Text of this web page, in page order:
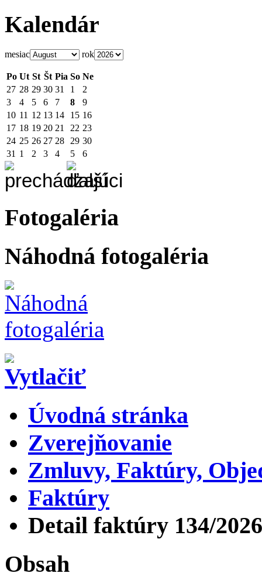
Kalendár
mesiac rok
Po Ut St Št Pia So Ne
27 28 29 30 31 1
2
3
4 5 6 7 8
9
10 11 12 13 14 15 16
17 18 19 20 21 22 23
24 25 26 27 28 29 30
31 1 2 3 4 5 6
Fotogaléria
Náhodná fotogaléria
Úvodná stránka
Zverejňovanie
Zmluvy, Faktúry,
Faktúry
Detail faktúry 134/2026
Obsah